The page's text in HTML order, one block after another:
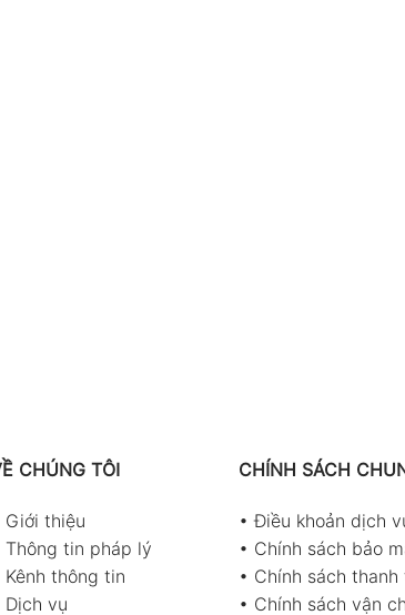
CHÚNG TÔI
Giới thiệu
Thông tin pháp lý
Kênh thông tin
Dịch vụ
CHÍNH SÁCH
•Điều khoản dịch
• Chính sách bảo
• Chính sách thanh
• Chính sách vận